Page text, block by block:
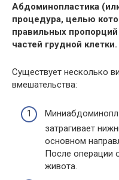
Абдоминопластика
процедура, целью
правильных
частей грудной клетки.
Существует несколько
вмешательства:
затрагивает
основном
После операции
живота.